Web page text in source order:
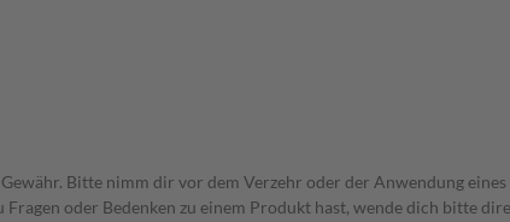
Bitte nimm dir vor dem Verzehr oder der Anwendung
oder Bedenken zu einem Produkt hast, wende dich bitte